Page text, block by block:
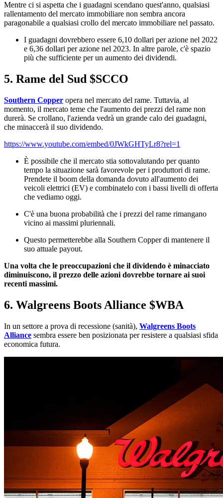
Mentre ci si aspetta che i guadagni scendano quest'anno, qualsiasi
rallentamento del mercato immobiliare non sembra ancora
paragonabile a qualsiasi crollo del mercato immobiliare nel passato.
I guadagni dovrebbero essere 6,10 dollari per azione nel 2022
e 6,36 dollari per azione nel 2023. In altre parole, c'è spazio
più che sufficiente per un aumento dei dividendi.
5. Rame del Sud $SCCO
Southern Copper opera nel mercato del rame. Tuttavia, al
momento, il mercato teme che l'aumento dei prezzi del rame non
durerà. Se crollano, l'azienda vedrà un grande calo dei guadagni,
che minaccerà il suo dividendo.
https://www.youtube.com/embed/0JWkGHTyLr8?rel=1
È possibile che il mercato stia sottovalutando per quanto
tempo la situazione sarà favorevole per i produttori di rame.
Prendete il boom della domanda dovuto all'aumento dei
veicoli elettrici (EV) e combinatelo con i bassi livelli di offerta
che vediamo oggi.
C'è una buona probabilità che i prezzi del rame rimangano
vicino ai massimi pluriennali.
Questo permetterebbe alla Southern Copper di mantenere il
suo attuale payout.
Una volta che le preoccupazioni che il dividendo è minacciato
diminuiscono, il prezzo delle azioni dovrebbe tornare ai suoi
recenti massimi.
6. Walgreens Boots Alliance $WBA
In un settore a prova di recessione (sanità), Walgreens Boots
Alliance sembra essere ben posizionata per resistere a qualsiasi sfida
economica futura.